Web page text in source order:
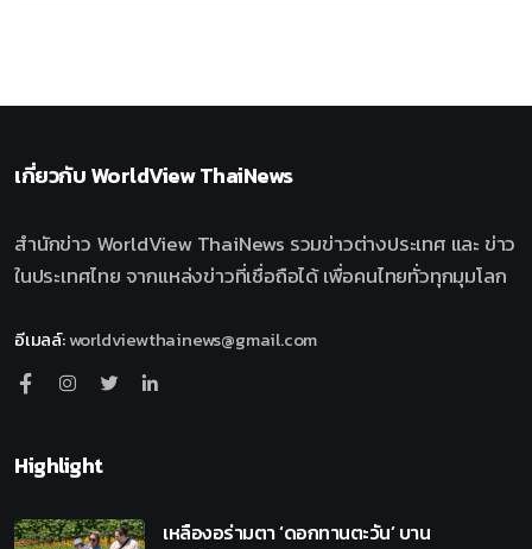
เกี่ยวกับWorldView ThaiNews
สำนักข่าว WorldView ThaiNews รวมข่าวต่างประเทศ และ ข่าว
ในประเทศไทย จากแหล่งข่าวที่เชื่อถือได้ เพื่อคนไทยทั่วทุกมุมโลก
อีเมลล์:worldviewthainews@gmail.com
Highlight
เหลืองอร่ามตา ‘ดอกทานตะวัน’ บาน